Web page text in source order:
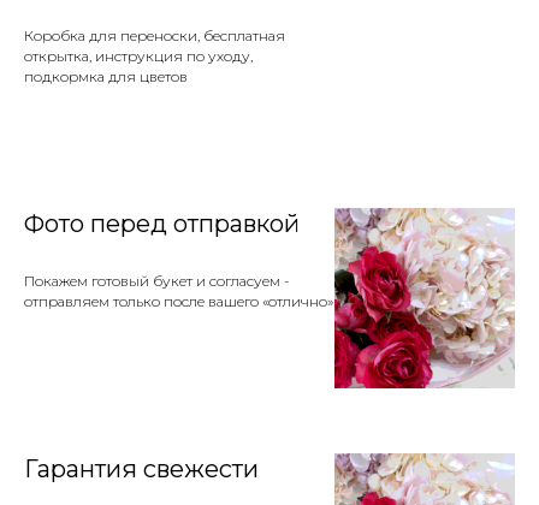
Коробка для переноски, бесплатная
открытка, инструкция по уходу,
подкормка для цветов
Фото перед отправкой
Покажем готовый букет и согласуем -
отправляем только после вашего «отлично»
Гарантия свежести